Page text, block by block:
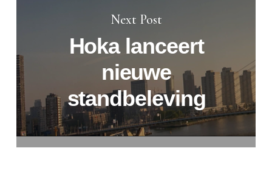
Next Post
Hoka lanceert
nieuwe
standbeleving